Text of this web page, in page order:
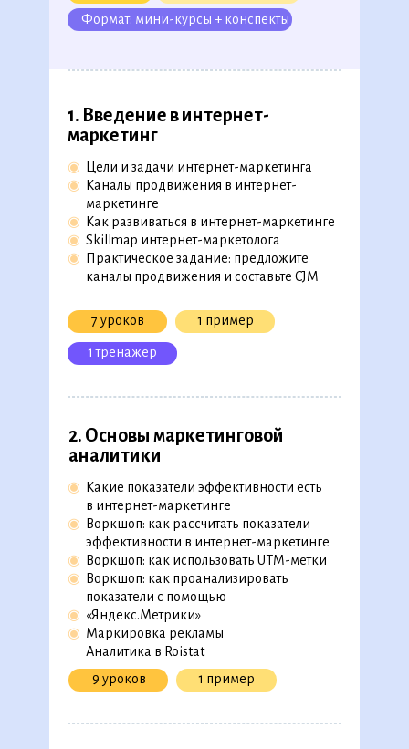
Формат: мини-курсы + конспекты
9 уроков 1 пример
Какие показатели эффективности есть
в интернет-маркетинге
Воркшоп: как рассчитать показатели
эффективности в интернет-маркетинге
Воркшоп: как использовать UTM-метки
Воркшоп: как проанализировать
показатели с помощью
«Яндекс.Метрики»
Маркировка рекламы
Аналитика в Roistat
◉
◉
◉
◉
◉
◉
2. Основы маркетинговой
аналитики
7 уроков 1 пример
1 тренажер
Цели и задачи интернет-маркетинга
Каналы продвижения в интернет-
маркетинге
Как развиваться в интернет-маркетинге
Skillmap интернет-маркетолога
Практическое задание: предложите
каналы продвижения и составьте CJM
◉
◉
◉
◉
◉
1. Введ ение в интернет-
маркетинг
Скачать полную версию в
279 уроков, 54 видеолекции,
Программа обучения